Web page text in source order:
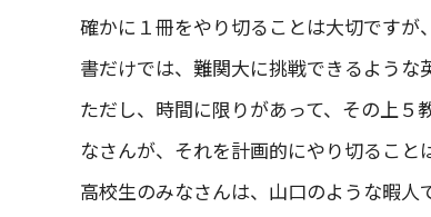
確かに１冊をやり切ることは大切です
書だけでは、難関大に挑戦できるような
ただし、時間に限りがあって、その上
なさんが、それを計画的にやり切ること
高校生のみなさんは、山口のような暇人